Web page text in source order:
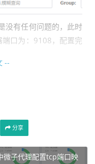
没有任何问题的，此时
口为：9108，配置完
--
分享
微子代理配置tcp端口映